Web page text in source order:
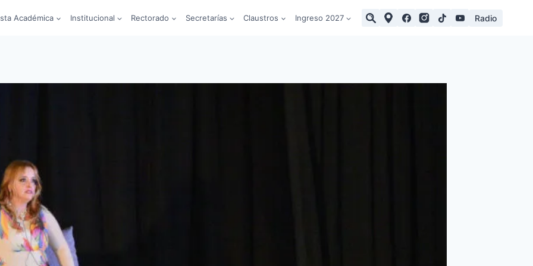
Académica Institucional Rectorado Secretarías Claustros Ingreso 2027 Radio